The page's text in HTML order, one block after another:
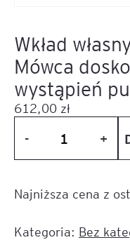
Wkład
Mówca
wystąpień
612,00 zł
ilość
Wkład
za
Mówca
- +
Najniższa cena z
Kategoria: Bez